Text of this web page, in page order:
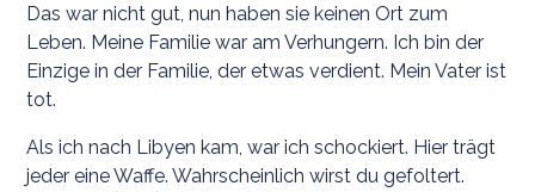
Das war nicht gut, nun haben sie keinen Ort zum
Leben. Meine Familie war am Verhungern. Ich bin der
Einzige in der Familie, der etwas verdient. Mein Vater ist
tot.
Als ich nach Libyen kam, war ich schockiert. Hier trägt
jeder eine Waffe. Wahrscheinlich wirst du gefoltert.